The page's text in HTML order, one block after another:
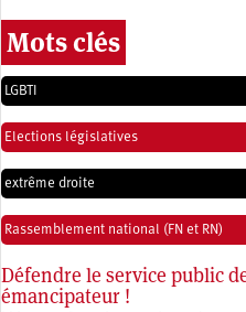
Mots clés
LGBTI
Elections législatives
extrême droite
Rassemblement national (FN et RN)
Défendre le service public
émancipateur !